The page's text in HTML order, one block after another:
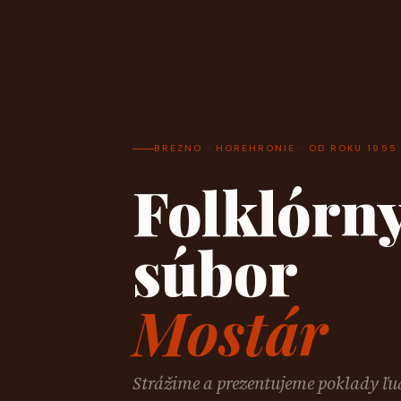
BREZNO · HOREHRONIE · OD ROKU 1955
súbor
Mostár
Strážime a prezentujeme poklady